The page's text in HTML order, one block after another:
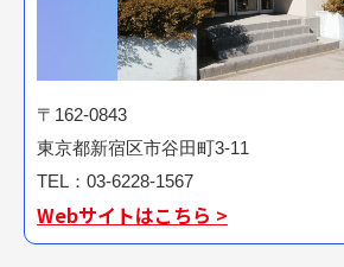
〒162-0843
東京都新宿区市谷田町3-11
TEL：03-6228-1567
Webサイトはこちら >